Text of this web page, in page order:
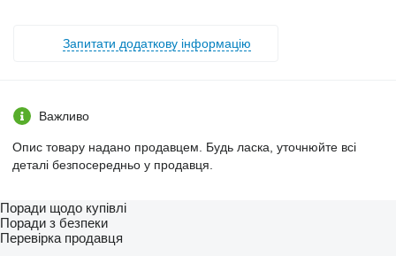
Запитати додаткову інформацію
Важливо
Опис товару надано продавцем. Будь ласка, уточнюйте всі
деталі безпосередньо у продавця.
Поради щодо купівлі
Поради з безпеки
Перевірка продавця